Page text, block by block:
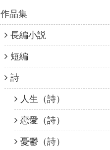
作品集
長編小説
短編
詩
人生（詩）
恋愛（詩）
憂鬱（詩）